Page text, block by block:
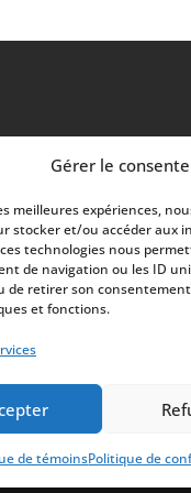
Gérer le
meilleures expériences,
stocker et/ou accéder aux
technologies nous
de navigation ou les ID
de retirer son
et fonctions.
de témoinsPolitique de